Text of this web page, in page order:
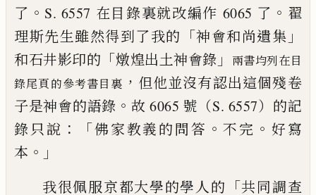
了 。 S. 6557 在目錄裏就改編作 6065 了 。 翟
理斯先生雖然得到了我的 「神會和尚遺集 」
和石井影印的 「燉煌出土神會錄 」
兩書均列在目
錄尾頁的參考書目裏 ， 但他並沒有認出這個殘卷
子是神會的語錄 。 故 6065 號（S. 6557）的記
錄 只說 ：「佛家教義的問答 。不完 。 好寫
本 。」
我很佩服京都大學的學人的 「共同調查